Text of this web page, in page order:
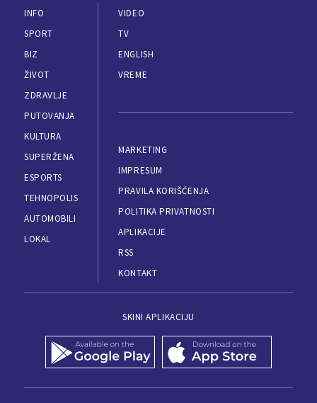
INFO
SPORT
BIZ
ŽIVOT
ZDRAVLJE
PUTOVANJA
KULTURA
SUPERŽENA
ESPORTS
TEHNOPOLIS
AUTOMOBILI
LOKAL
VIDEO
TV
ENGLISH
VREME
MARKETING
IMPRESUM
PRAVILA KORIŠĆENJA
POLITIKA PRIVATNOSTI
APLIKACIJE
RSS
KONTAKT
SKINI APLIKACIJU